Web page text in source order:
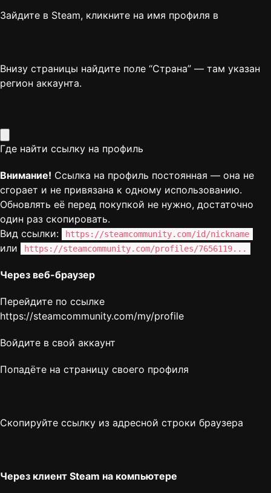
Зайдите в Steam, кликните на имя профиля в
Внизу страницы найдите поле “Страна” — там указан
регион аккаунта.
Где найти ссылку на профиль
Внимание! Ссылка на профиль постоянная — она не
сгорает и не привязана к одному использованию.
Обновлять её перед покупкой не нужно, достаточно
один раз скопировать.
Вид ссылки:
https://steamcommunity.com/id/nickname
или https://steamcommunity.com/profiles/7656119...
Через веб-браузер
Перейдите по ссылке
https://steamcommunity.com/my/profile
Войдите в свой аккаунт
Попадёте на страницу своего профиля
Скопируйте ссылку из адресной строки браузера
Через клиент Steam на компьютере